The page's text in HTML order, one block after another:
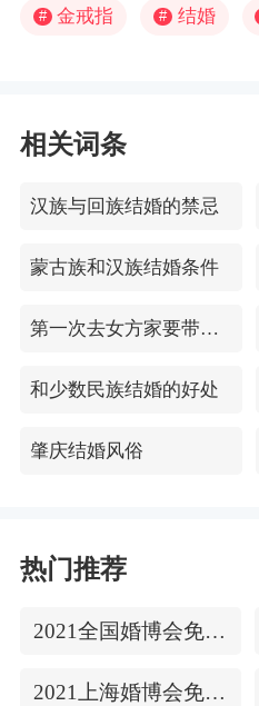
# 金戒指 # 结婚
相关词条
汉族与回族结婚的禁忌
蒙古族和汉族结婚条件
第一次去女方家要带哪4件礼品
和少数民族结婚的好处
肇庆结婚风俗
热门推荐
2021全国婚博会免费门票
2021上海婚博会免费门票